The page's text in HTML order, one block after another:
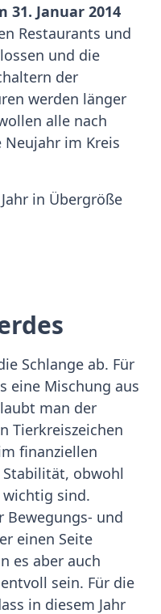
31. Januar 2014
Restaurants und
und die
der
werden länger
alle nach
Neujahr im Kreis
in Übergröße
Schlange ab. Für
eine Mischung aus
man der
Tierkreiszeichen
finanziellen
obwohl
sind.
Bewegungs- und
einen Seite
es aber auch
sein. Für die
in diesem Jahr